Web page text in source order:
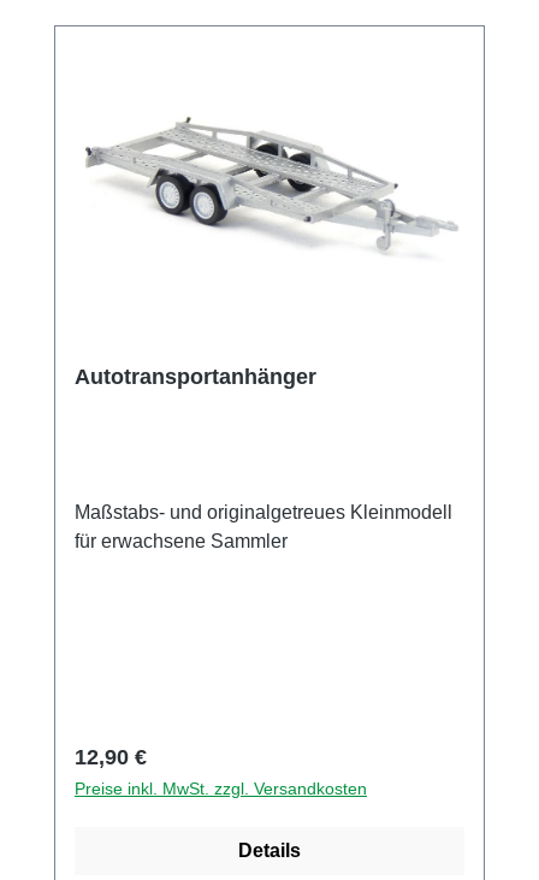
Autotransportanhänger
Maßstabs- und originalgetreues Kleinmodell
für erwachsene Sammler
Regulärer Preis:
12,90 €
Preise inkl. MwSt. zzgl. Versandkosten
Details